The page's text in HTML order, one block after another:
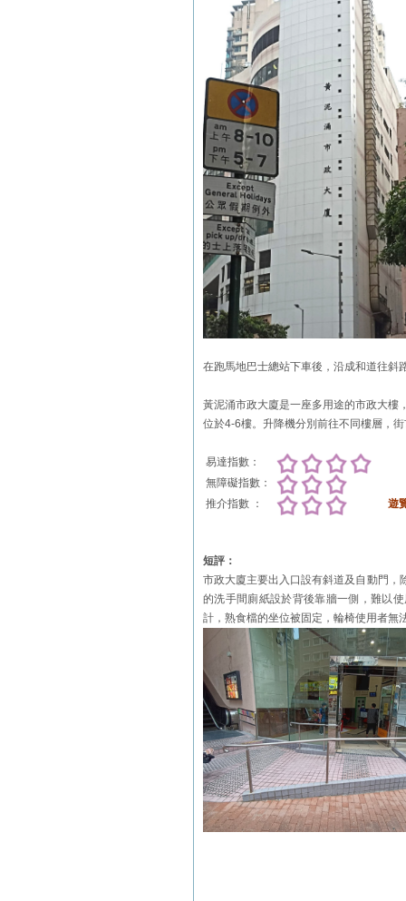
在跑馬地巴士總站下車後，沿成和道往斜
黃泥涌市政大廈是一座多用途的市政大樓
位於4-6樓。升降機分別前往不同樓層，
易達指數：
無障礙指數：
推介指數 ：
遊
短評：
市政大廈主要出入口設有斜道及自動門，
的洗手間廁紙設於背後靠牆一側，難以
計，熟食檔的坐位被固定，輪椅使用者無